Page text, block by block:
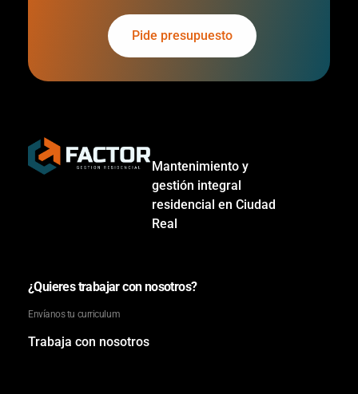
Pide presupuesto
Mantenimiento y
gestión integral
residencial en Ciudad
Real
¿Quieres trabajar con nosotros?
Envíanos tu curriculum
Trabaja con nosotros